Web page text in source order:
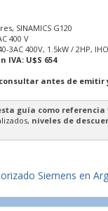
SINAMICS G120
400 V
400V, 1.5kW / 2HP,
IVA: U$S 654
antes de emitir
guía como
niveles de
Siemens en